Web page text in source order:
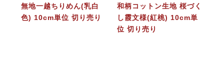
無地一越ちりめん(乳白
色) 10cm単位 切り売り
和柄コットン生地 桜づく
し霞文様(紅桃) 10cm単
位 切り売り